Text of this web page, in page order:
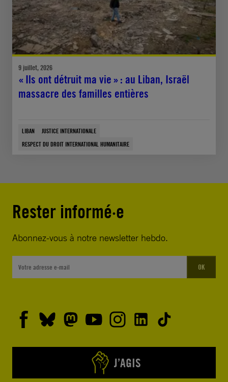
9 juillet, 2026
« Ils ont détruit ma vie » : au Liban, Israël
massacre des familles entières
LIBAN
JUSTICE INTERNATIONALE
RESPECT DU DROIT INTERNATIONAL HUMANITAIRE
Rester informé·e
Abonnez-vous à notre newsletter hebdo.
OK
J’AGIS